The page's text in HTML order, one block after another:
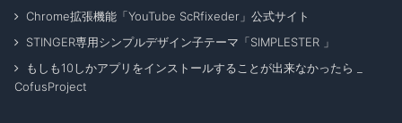
Chrome拡張機能「YouTube ScRfixeder」公式サイト
STINGER専用シンプルデザイン子テーマ「SIMPLESTER 」
もしも10しかアプリをインストールすることが出来なかったら _
CofusProject